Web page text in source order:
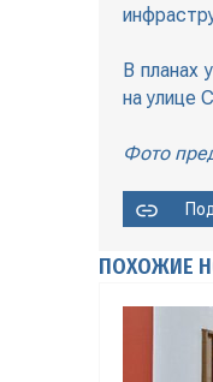
В планах
на улице
Фото
ПОХОЖИЕ